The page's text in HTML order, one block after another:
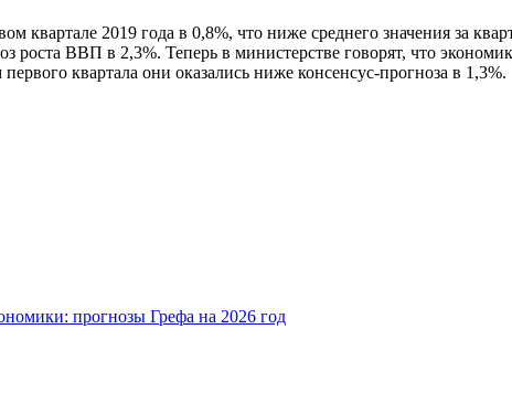
2019 года в 0,8%, что ниже среднего значения за
роста ВВП в 2,3%. Теперь в министерстве говорят, что
квартала они оказались ниже консенсус-прогноза в 1,3%.
прогнозы Грефа на 2026 год